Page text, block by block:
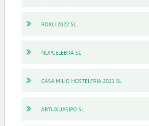
ROXU 2022 SL
NUPCELEBRA SL
CASA MILIO HOSTELERIA 2021 SL
ARTUXUASIPO SL